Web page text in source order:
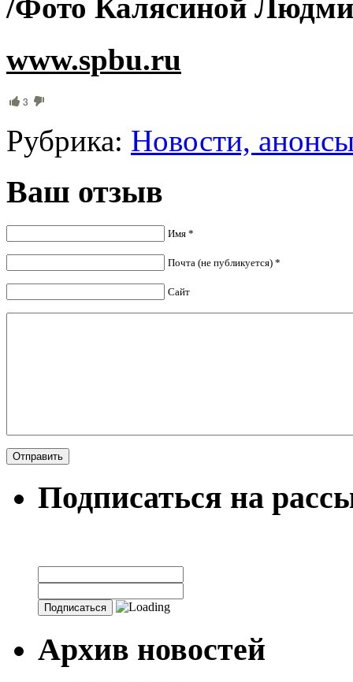
/Фото Калясиной
www.spbu.ru
3
Рубрика: Новости,
Ваш отзыв
Имя *
Почта (не публикуется) *
Сайт
Подписаться на
Архив новостей